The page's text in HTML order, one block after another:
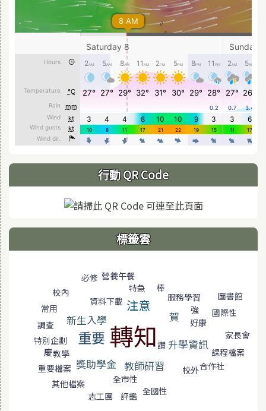
行動 QR Code
標籤雲
必修 營養午餐
校內
特急
棒
常用
資料下載 注意 服務學習
圖書館
強
調查
新生入學
重要 轉知
賀 好康
國際性
特別企劃
慶教學
讚 升學資訊
家長會
重要檔案 獎助學金
課程檔案
教師研習
全市性
校外合作社
其他檔案
志工團
評鑑 全國性